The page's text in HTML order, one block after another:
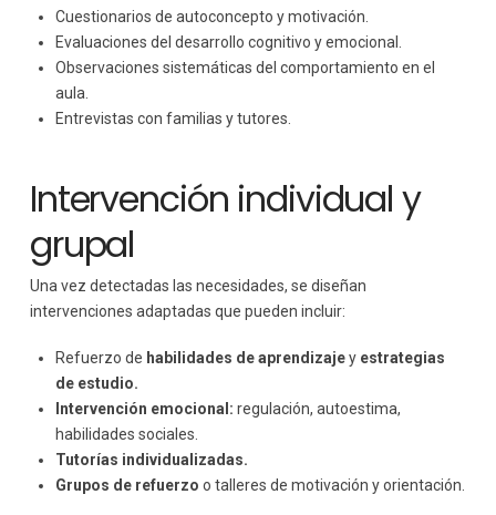
Cuestionarios de autoconcepto y motivación.
Evaluaciones del desarrollo cognitivo y emocional.
Observaciones sistemáticas del comportamiento en el
aula.
Entrevistas con familias y tutores.
Intervención individual y
grupal
Una vez detectadas las necesidades, se diseñan
intervenciones adaptadas que pueden incluir:
Refuerzo de habilidades de aprendizajey estrategias
de estudio.
Intervención emocional:regulación, autoestima,
habilidades sociales.
Tutorías individualizadas.
Grupos de refuerzoo talleres de motivación y orientación.